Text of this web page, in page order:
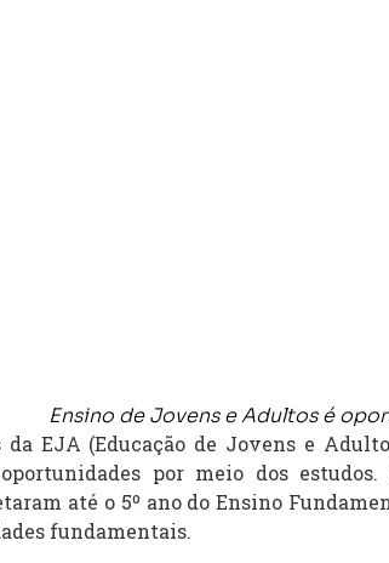
Ensino de Jovens e Adultos é
da EJA (Educação de Jovens e
por meio dos
até o 5º ano do Ensino
fundamentais.